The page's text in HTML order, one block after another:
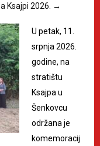
Ksajpi 2026. →
U petak, 11.
srpnja 2026.
godine, na
stratištu
Ksajpa u
Šenkovcu
održana je
komemoracij